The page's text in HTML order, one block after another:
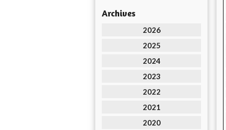
Archives
2026
2025
2024
2023
2022
2021
2020